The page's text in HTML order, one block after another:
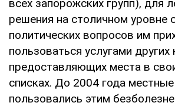
всех запорожских групп), для
решения на столичном уровне
политических вопросов им
пользоваться услугами других
предоставляющих места в
списках. До 2004 года
пользовались этим